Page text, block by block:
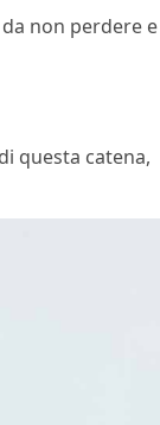
non perdere e
questa catena,